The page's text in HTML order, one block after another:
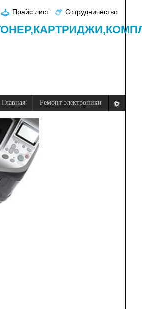
Прайс лист Сотрудничество
КАРТРИДЖИ,
Главная Ремонт электроники